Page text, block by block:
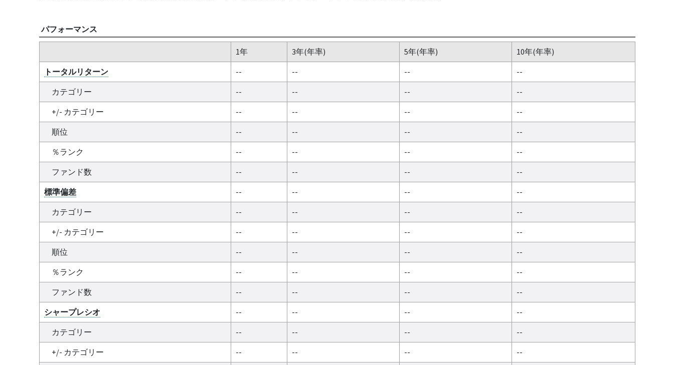
パフォーマンス
1年 3年(年率) 5年(年率)
10年(年率)
トータルリターン
-- -- --
--
カテゴリー
-- -- --
--
+/- カテゴリー
-- -- --
--
順位
-- -- --
--
％ランク
-- -- --
--
ファンド数
-- -- --
--
標準偏差
-- -- --
--
カテゴリー
-- -- --
--
+/- カテゴリー
-- -- --
--
順位
-- -- --
--
％ランク
-- -- --
--
ファンド数
-- -- --
--
シャープレシオ
-- -- --
--
カテゴリー
-- -- --
--
+/- カテゴリー
-- -- --
--